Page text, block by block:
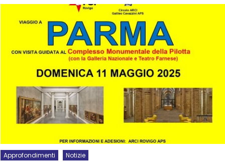
Approfondimenti Notizie